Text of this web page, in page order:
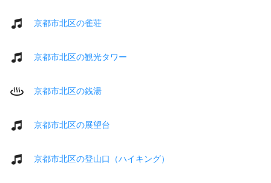
京都市北区の雀荘
京都市北区の観光タワー
京都市北区の銭湯
京都市北区の展望台
京都市北区の登山口（ハイキング）